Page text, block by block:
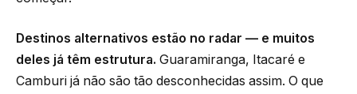
Destinos alternativos estão no radar — e muitos
deles já têm estrutura. Guaramiranga, Itacaré e
Camburi já não são tão desconhecidas assim. O que